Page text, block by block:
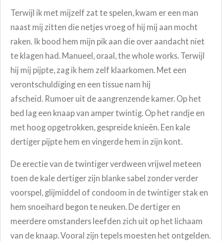
Terwijl ik met mijzelf zat te spelen, kwam er een man
naast mij zitten die netjes vroeg of hij mij aan mocht
raken. Ik bood hem mijn pik aan die over aandacht niet
te klagen had. Manueel, oraal, the whole works. Terwijl
hij mij pijpte, zag ik hem zelf klaarkomen. Met een
verontschuldiging en een tissue nam hij
afscheid. Rumoer uit de aangrenzende kamer. Op het
bed lag een knaap van amper twintig. Op het randje en
met hoog opgetrokken, gespreide knieën. Een kale
dertiger pijpte hem en vingerde hem in zijn kont.
De erectie van de twintiger verdween vrijwel meteen
toen de kale dertiger zijn blanke sabel zonder verder
voorspel, glijmiddel of condoom in de twintiger stak en
hem snoeihard begon te neuken. De dertiger en
meerdere omstanders leefden zich uit op het lichaam
van de knaap. Vooral zijn tepels moesten het ontgelden.